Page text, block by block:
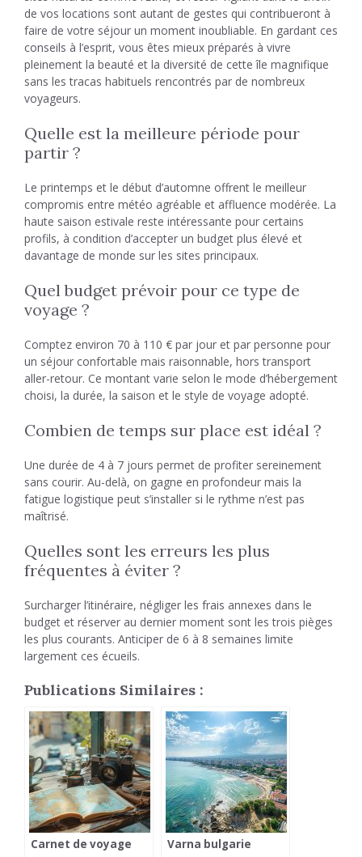
de vos locations sont autant de gestes qui contribueront à
faire de votre séjour un moment inoubliable. En gardant ces
conseils à l’esprit, vous êtes mieux préparés à vivre
pleinement la beauté et la diversité de cette île magnifique
sans les tracas habituels rencontrés par de nombreux
voyageurs.
Quelle est la meilleure période pour
partir ?
Le printemps et le début d’automne offrent le meilleur
compromis entre météo agréable et affluence modérée. La
haute saison estivale reste intéressante pour certains
profils, à condition d’accepter un budget plus élevé et
davantage de monde sur les sites principaux.
Quel budget prévoir pour ce type de
voyage ?
Comptez environ 70 à 110 € par jour et par personne pour
un séjour confortable mais raisonnable, hors transport
aller-retour. Ce montant varie selon le mode d’hébergement
choisi, la durée, la saison et le style de voyage adopté.
Combien de temps sur place est idéal ?
Une durée de 4 à 7 jours permet de profiter sereinement
sans courir. Au-delà, on gagne en profondeur mais la
fatigue logistique peut s’installer si le rythme n’est pas
maîtrisé.
Quelles sont les erreurs les plus
fréquentes à éviter ?
Surcharger l’itinéraire, négliger les frais annexes dans le
budget et réserver au dernier moment sont les trois pièges
les plus courants. Anticiper de 6 à 8 semaines limite
largement ces écueils.
Publications Similaires :
Carnet de voyage Varna bulgarie